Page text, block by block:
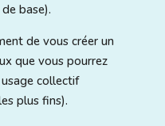
base).
de vous créer un
que vous pourrez
collectif
plus fins).